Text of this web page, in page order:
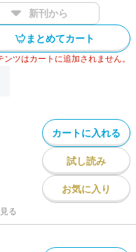
新刊から
まとめてカート
ツはカートに追加されません。
カートに入れる
試し読み
お気に入り
る